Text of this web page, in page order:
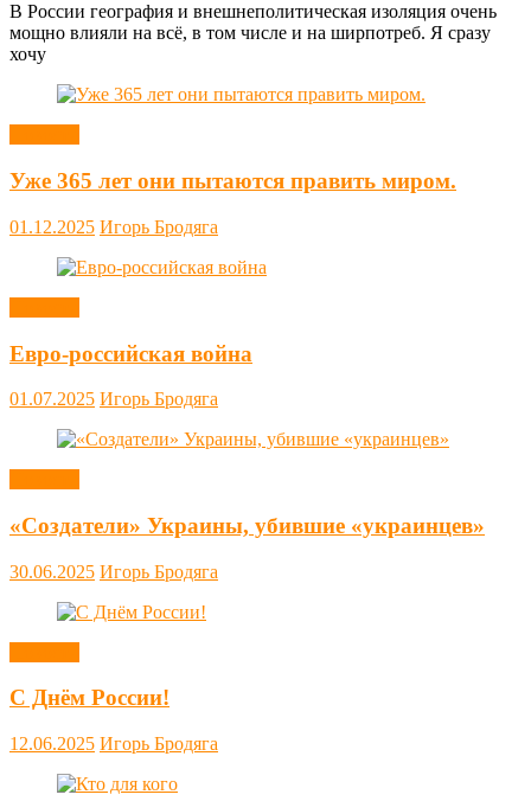
В России география и внешнеполитическая изоляция очень
мощно влияли на всё, в том числе и на ширпотреб. Я сразу
хочу
Уже 365 лет они пытаются править миром.
01.12.2025 Игорь Бродяга
Евро-российская война
01.07.2025 Игорь Бродяга
«Создатели» Украины, убившие «украинцев»
30.06.2025 Игорь Бродяга
С Днём России!
12.06.2025 Игорь Бродяга